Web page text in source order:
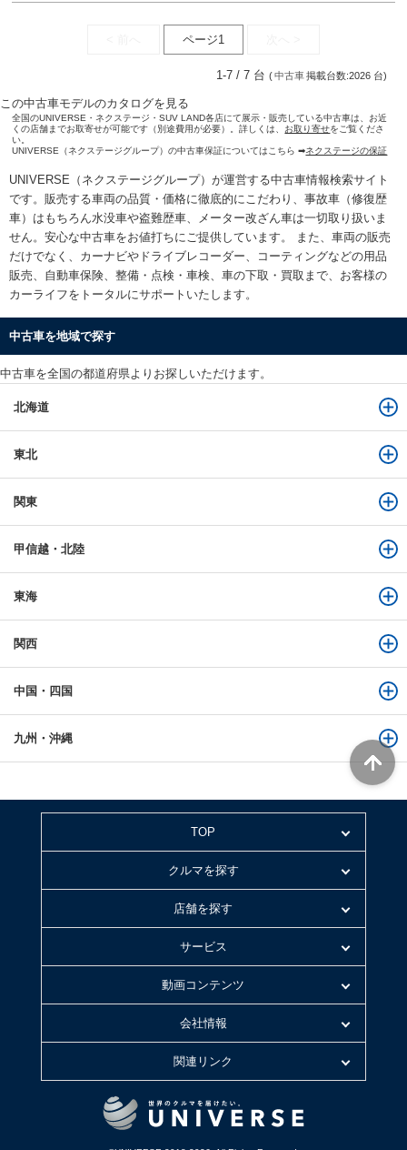
ページ1
1-7 / 7 台 (中古車掲載台数:2026 台)
この中古車モデルのカタログを見る
全国のUNIVERSE・ネクステージ・SUV LAND各店にて展示・販売している中古車は、お近
くの店舗までお取寄せが可能です（別途費用が必要）。詳しくは、お取り寄せをご覧くださ
い。
UNIVERSE（ネクステージグループ）の中古車保証についてはこちら ➡ネクステージの保証
UNIVERSE（ネクステージグループ）が運営する中古車情報検索サイト
です。販売する車両の品質・価格に徹底的にこだわり、事故車（修復歴
車）はもちろん水没車や盗難歴車、メーター改ざん車は一切取り扱いま
せん。安心な中古車をお値打ちにご提供しています。 また、車両の販売
だけでなく、カーナビやドライブレコーダー、コーティングなどの用品
販売、自動車保険、整備・点検・車検、車の下取・買取まで、お客様の
カーライフをトータルにサポートいたします。
中古車を地域で探す
中古車を全国の都道府県よりお探しいただけます。
北海道
東北
関東
甲信越・北陸
東海
関西
中国・四国
九州・沖縄
TOP
クルマを探す
店舗を探す
サービス
動画コンテンツ
会社情報
関連リンク